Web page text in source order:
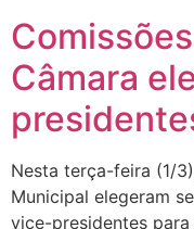
Câmara
Nesta terça-feira (1/
Municipal elegeram
vice-presidentes